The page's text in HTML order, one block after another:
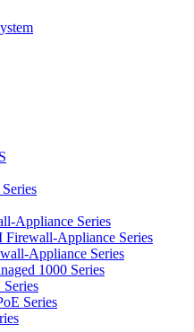
Appliance Series
Appliance Series
Appliance Series
1000 Series
Series